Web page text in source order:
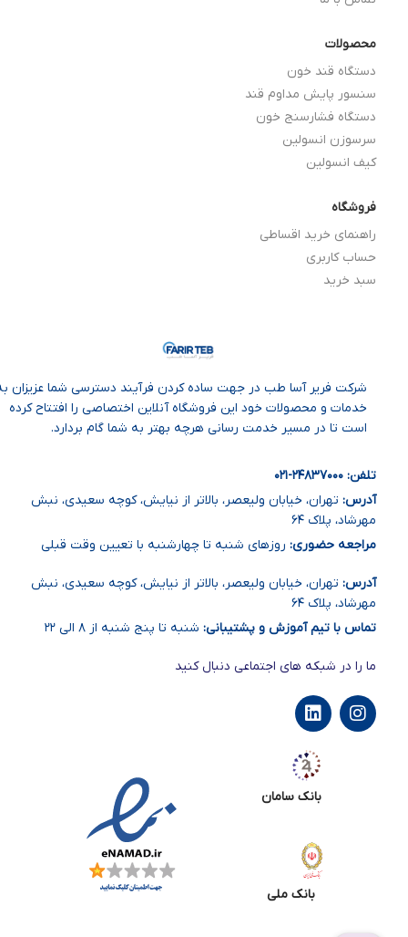
محصولات
دستگاه قند خون
سنسور پایش مداوم قند
دستگاه فشارسنج خون
سرسوزن انسولین
کیف انسولین
فروشگاه
راهنمای خرید اقساطی
حساب کاربری
سبد خرید
شرکت فریر آسا طب در جهت ساده‌ کردن فرآیند دسترسی شما عزیزان
خدمات و محصولات خود این فروشگاه آنلاین اختصاصی را افتتاح کرده
است تا در مسیر خدمت رسانی هرچه بهتر به شما گام بردارد.
تلفن: ۲۴۸۳۷۰۰۰ -۰۲۱
آدرس: تهران، خیابان ولیعصر، بالاتر از نیایش، کوچه سعیدی، نبش
مهرشاد، پلاک ۶۴
مراجعه حضوری: روزهای شنبه تا چهارشنبه با تعیین وقت قبلی
آدرس: تهران، خیابان ولیعصر، بالاتر از نیایش، کوچه سعیدی، نبش
مهرشاد، پلاک ۶۴
تماس با تیم آموزش و پشتیبانی: شنبه تا پنج شنبه از ۸ الی ۲۲
ما را در شبکه های اجتماعی دنبال کنید
بانک سامان
بانک ملی